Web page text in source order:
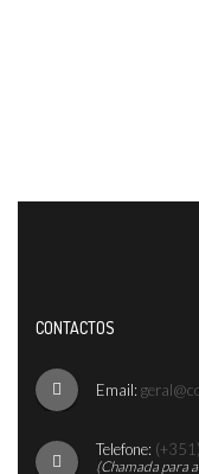
CONTACTOS
Email:
Telefone:
(Chamada para